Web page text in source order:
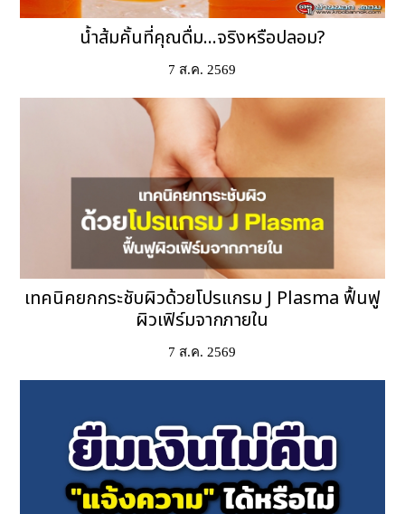
น้ำส้มคั้นที่คุณดื่ม...จริงหรือปลอม?
7 ส.ค. 2569
เทคนิคยกกระชับผิวด้วยโปรแกรม J Plasma ฟื้นฟู
ผิวเฟิร์มจากภายใน
7 ส.ค. 2569